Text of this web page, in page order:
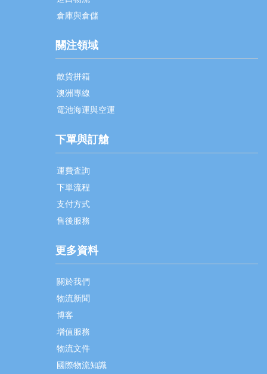
倉庫與倉儲
關注領域
散貨拼箱
澳洲專線
電池海運與空運
下單與訂艙
運費査詢
下單流程
支付方式
售後服務
更多資料
關於我們
物流新聞
博客
增值服務
物流文件
國際物流知識